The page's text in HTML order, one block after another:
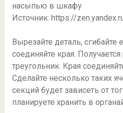
Источник: https://
Вырезайте деталь, сгибайте
соединяйте края.
треугольник. Края
Сделайте несколько таких
секций будет зависеть от
планируете хранить в